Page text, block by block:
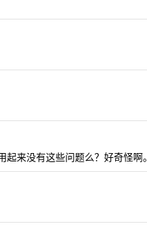
来没有这些问题么？好奇怪啊。